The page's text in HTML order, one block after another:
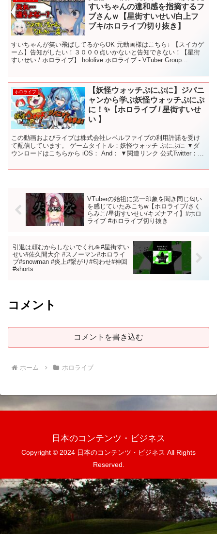
すいちゃんの違和感を指摘するフ
ブさんｗ【星街すいせい/白上フ
ブキ/ホロライブ/切り抜き】
すいちゃんが笑い飛ばしてるからOK 元動画様はこちら↓ 【スイカゲ
ーム】告知がしたい！３０００点いかないと告知できない！【星街
すいせい / ホロライブ】 hololive ホロライブ - VTuber Group
ホロライブ
【妖怪ウォッチぷにぷに】ジバニ
ャンから学ぶ妖怪ウォッチぷにぷ
に！✨【ホロライブ / 星街すいせ
い 】
この動画およびライブは株式会社レベルファイブの利用許諾を受け
て配信しています。 ゲームタイトル：妖怪ウォッチ ぷにぷに ▼ダ
ウンロードはこちらから iOS： And： ▼関連リンク 公式Twitter：
VTuberの始祖に第一印象を聞き同じ匂い
を感じていたみこちw【ホロライブ/さく
らみこ/星街すいせい/キズナアイ】#ホロ
ライブ #ホロライブ切り抜き
引退は頼むからしないでくれ🙏#星街すい
せい#佐久間大介 #スノーマン#ホロライ
ブ#snowman #炎上#繋がり#匂わせ#神回
#shorts
コメント
コメントを書き込む
ホーム ホロライブ
日本のコンテンツ・ビジネス
Copyright © 2024 日本のコンテンツ・ビジネス All Rights
Reserved.